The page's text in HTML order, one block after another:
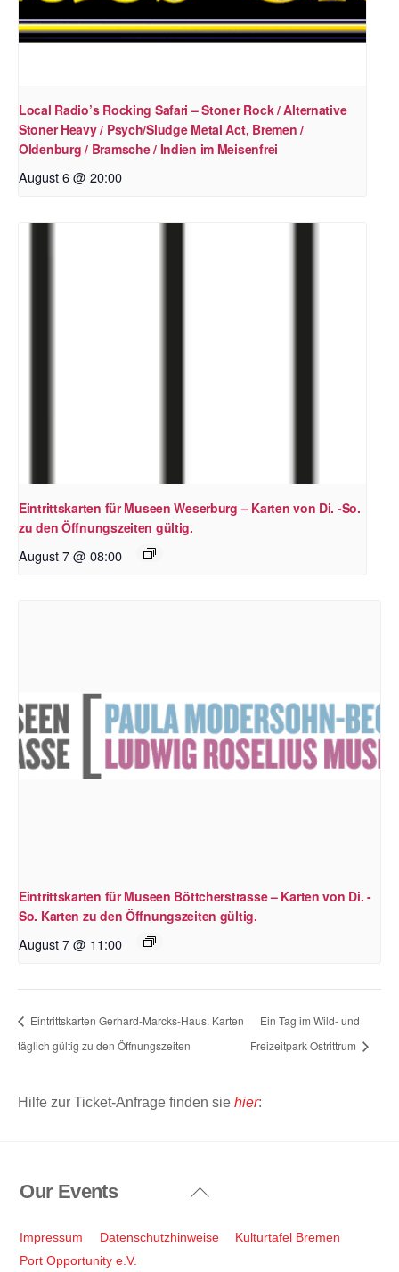
Local Radio’s Rocking Safari – Stoner Rock / Alternative
Stoner Heavy / Psych/Sludge Metal Act, Bremen /
Oldenburg / Bramsche / Indien im Meisenfrei
August 6 @ 20:00
Eintrittskarten für Museen Weserburg – Karten von Di. -So.
zu den Öffnungszeiten gültig.
August 7 @ 08:00
Eintrittskarten für Museen Böttcherstrasse – Karten von Di. -
So. Karten zu den Öffnungszeiten gültig.
August 7 @ 11:00
Eintrittskarten Gerhard-Marcks-Haus. Karten
täglich gültig zu den Öffnungszeiten
Ein Tag im Wild- und
Freizeitpark Ostrittrum
Hilfe zur Ticket-Anfrage finden sie hier:
Back
Top
Our Events
Impressum Datenschutzhinweise
Kulturtafel Bremen
Port Opportunity e.V.